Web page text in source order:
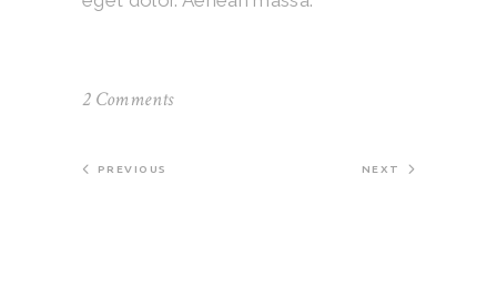
2 Comments
PREVIOUS NEXT